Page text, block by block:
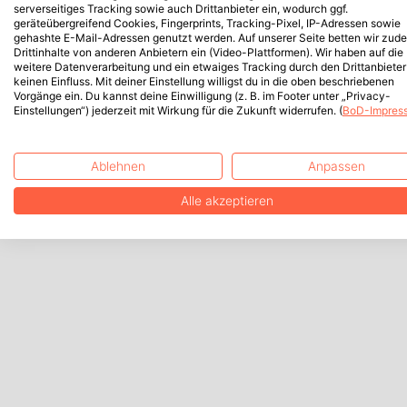
serverseitiges Tracking sowie auch Drittanbieter ein, wodurch ggf.
geräteübergreifend Cookies, Fingerprints, Tracking-Pixel, IP-Adressen sowie
gehashte E-Mail-Adressen genutzt werden. Auf unserer Seite betten wir
Drittinhalte von anderen Anbietern ein (Video-Plattformen). Wir haben auf die
weitere Datenverarbeitung und ein etwaiges Tracking durch den Drittanbieter
keinen Einfluss. Mit deiner Einstellung willigst du in die oben beschriebenen
Vorgänge ein. Du kannst deine Einwilligung (z. B. im Footer unter „Privacy-
Einstellungen“) jederzeit mit Wirkung für die Zukunft widerrufen. (BoD-
Ablehnen Anpassen
Alle akzeptieren